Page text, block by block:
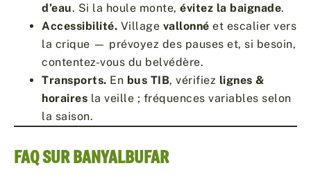
d’eau. Si la houle monte, évitez la baignade.
Accessibilité. Village vallonné et escalier vers
la crique — prévoyez des pauses et, si besoin,
contentez-vous du belvédère.
Transports. En bus TIB, vérifiez lignes &
horaires la veille ; fréquences variables selon
la saison.
FAQ SUR BANYALBUFAR